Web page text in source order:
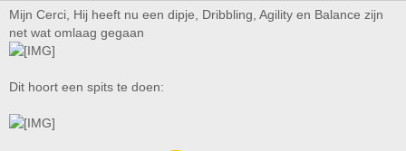
Mijn Cerci, Hij heeft nu een dipje, Dribbling, Agility en Balance zijn
net wat omlaag gegaan
Dit hoort een spits te doen: